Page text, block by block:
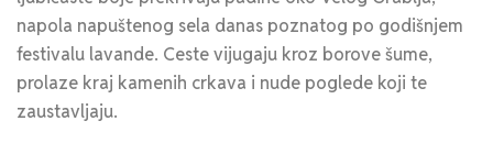
napola napuštenog sela danas poznatog po godišnjem
festivalu lavande. Ceste vijugaju kroz borove šume,
prolaze kraj kamenih crkava i nude poglede koji te
zaustavljaju.